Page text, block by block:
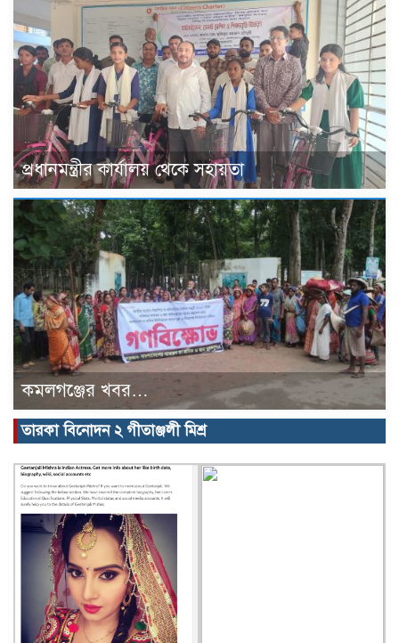
প্রধানমন্ত্রীর কার্যালয় থেকে সহায়তা
কমলগঞ্জের খবর…
তারকা বিনোদন ২ গীতাঞ্জলী মিশ্র